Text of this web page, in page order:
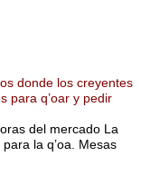
donde los creyentes
para q’oar y pedir
del mercado La
la q’oa. Mesas